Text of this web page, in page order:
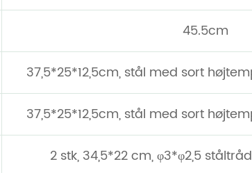
45.5cm
37,5*25*12,5cm, stål med sort
37,5*25*12,5cm, stål med sort
2 stk, 34,5*22 cm, φ3*φ2,5